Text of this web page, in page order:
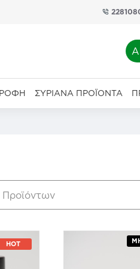
ΣΥΡΙΑΝΆ ΠΡΟΪΌΝΤΑ
Προϊόντων
HOT